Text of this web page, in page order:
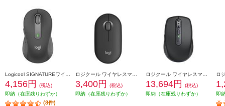
4,156円
(税込)
即納（在庫残りわずか）
(8件)
3,400円
(税込)
即納（在庫残りわずか）
13,694円
(税込)
即納（在庫残りわずか）
即